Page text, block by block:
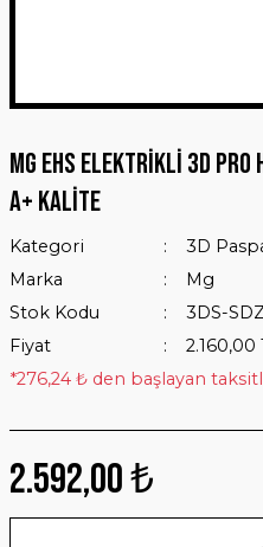
MG EHS Elektrikli 3D Pro
A+ Kalite
Kategori
3D
Marka
Mg
Stok Kodu
3DS-
Fiyat
2.160,00
*276,24 ₺ den başlayan
2.592,00 ₺